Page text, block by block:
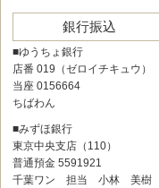
銀行振込
■ゆうちょ銀行
店番 019（ゼロイチキュウ）
当座 0156664
ちばわん
■みずほ銀行
東京中央支店（110）
普通預金 5591921
千葉ワン 担当 小林 美樹